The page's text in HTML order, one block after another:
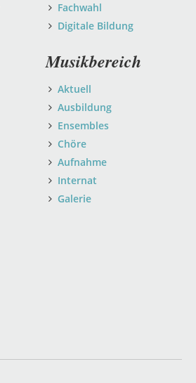
Fachwahl
Digitale Bildung
Musikbereich
Aktuell
Ausbildung
Ensembles
Chöre
Aufnahme
Internat
Galerie